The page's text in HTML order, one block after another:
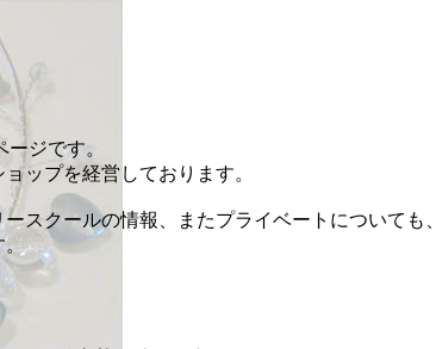
ジです。
ップを経営しております。
スクールの情報、またプライベートについても、
。